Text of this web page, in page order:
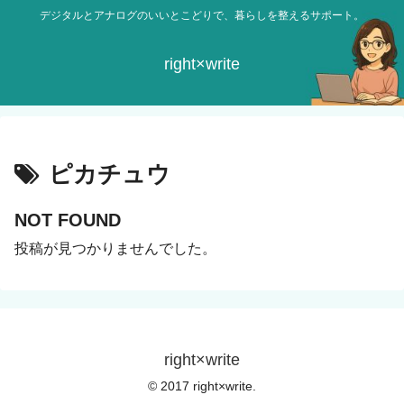
デジタルとアナログのいいとこどりで、暮らしを整えるサポート。
right×write
ピカチュウ
NOT FOUND
投稿が見つかりませんでした。
right×write
© 2017 right×write.